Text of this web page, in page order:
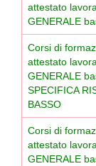
attestato
GENERALE
Corsi di
attestato
GENERALE
SPECIFICA
BASSO
Corsi di
attestato
GENERALE